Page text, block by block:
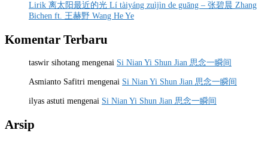
Lirik 离太阳最近的光 Lí tàiyáng zuìjìn de guāng – 张碧晨 Zhang
Bichen ft. 王赫野 Wang He Ye
Komentar Terbaru
taswir sihotang mengenai Si Nian Yi Shun Jian 思念一瞬间
Asmianto Safitri mengenai Si Nian Yi Shun Jian 思念一瞬间
ilyas astuti mengenai Si Nian Yi Shun Jian 思念一瞬间
Arsip